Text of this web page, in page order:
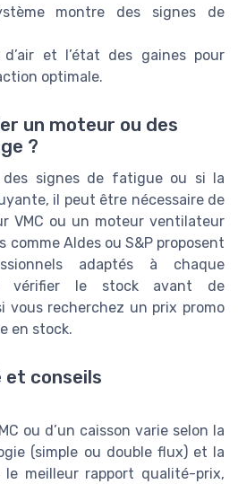
montre des signes de
et l’état des gaines pour
optimale.
un moteur ou des
?
signes de fatigue ou si la
il peut être nécessaire de
VMC ou un moteur ventilateur
comme Aldes ou S&P proposent
adaptés à chaque
vérifier le stock avant de
vous recherchez un prix promo
en stock.
et conseils
ou d’un caisson varie selon la
(simple ou double flux) et la
le meilleur rapport qualité-prix,